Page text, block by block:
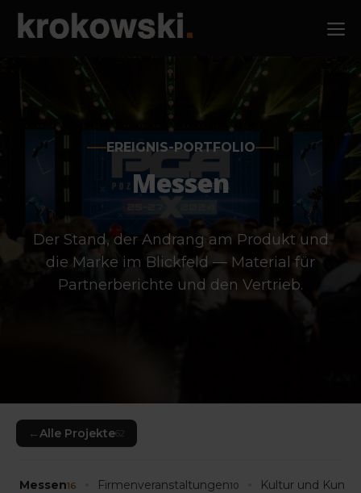
Zum
Inhalt
EREIGNIS-PORTFOLIO
Messen
Der Stand, der Andrang am Produkt und
die Marke im Blickfeld — Material für
Partnerberichte und den Vertrieb.
←Alle Projekte62
Messen16 Firmenveranstaltungen10 Kultur und Kunst